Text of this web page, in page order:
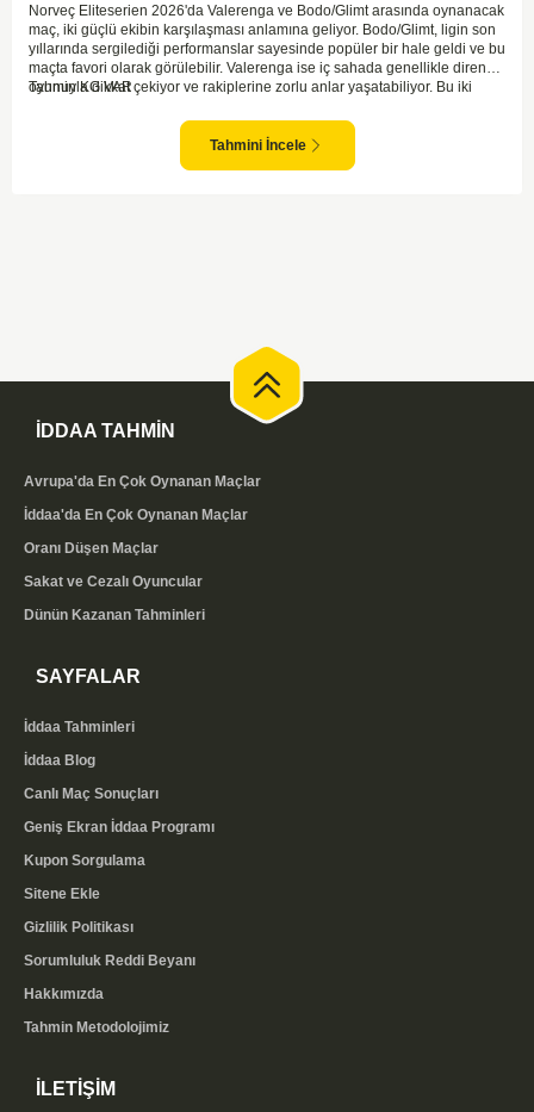
Norveç Eliteserien 2026'da Valerenga ve Bodo/Glimt arasında oynanacak
maç, iki güçlü ekibin karşılaşması anlamına geliyor. Bodo/Glimt, ligin son
yıllarında sergilediği performanslar sayesinde popüler bir hale geldi ve bu
maçta favori olarak görülebilir. Valerenga ise iç sahada genellikle dirençli
oyunuyla dikkat çekiyor ve rakiplerine zorlu anlar yaşatabiliyor. Bu iki
karşılaşmalara tanık olabiliyoruz. Taraftar desteğini arkasına alarak
sahasında etkili performans sergileyen Valerenga, Bodo/Glimt karşısında
gol bulmakta zorlanmayabilir. Aynı şekilde, Bodo/Glimt'in de hücum gücü
Tahmin KG VAR
Tahmini İncele
İDDAA TAHMİN
Avrupa'da En Çok Oynanan Maçlar
İddaa'da En Çok Oynanan Maçlar
Oranı Düşen Maçlar
Sakat ve Cezalı Oyuncular
Dünün Kazanan Tahminleri
SAYFALAR
İddaa Tahminleri
İddaa Blog
Canlı Maç Sonuçları
Geniş Ekran İddaa Programı
Kupon Sorgulama
Sitene Ekle
Gizlilik Politikası
Sorumluluk Reddi Beyanı
Hakkımızda
Tahmin Metodolojimiz
İLETİŞİM